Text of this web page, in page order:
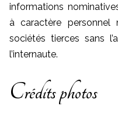
informations
à caractère personnel
sociétés tierces sans
l’internaute.
Crédits photos